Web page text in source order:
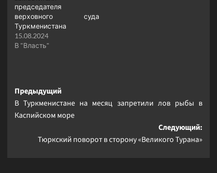
председателя
верховного суда
Туркменистана
15.08.2024
В "Власть"
Навигация
записи
Предыдущий
В Туркменистане на месяц запретили лов рыбы в
Каспийском море
Следующий:
Тюркский поворот в сторону «Великого Турана»